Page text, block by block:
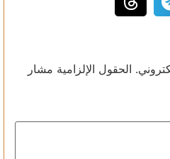
الحقول الإلزامية مشار